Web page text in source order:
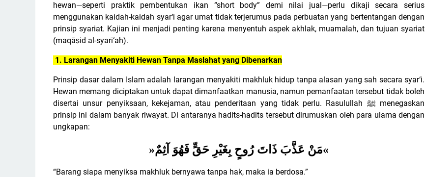
hewan—seperti praktik pembentukan ikan “short body” demi nilai jual—perlu dikaji secara serius
menggunakan kaidah-kaidah syar‘i agar umat tidak terjerumus pada perbuatan yang bertentangan dengan
prinsip syariat. Kajian ini menjadi penting karena menyentuh aspek akhlak, muamalah, dan tujuan syariat
(maqāṣid al-syarī‘ah).
1. Larangan Menyakiti Hewan Tanpa Maslahat yang Dibenarkan
Prinsip dasar dalam Islam adalah larangan menyakiti makhluk hidup tanpa alasan yang sah secara syar‘i.
Hewan memang diciptakan untuk dapat dimanfaatkan manusia, namun pemanfaatan tersebut tidak boleh
disertai unsur penyiksaan, kekejaman, atau penderitaan yang tidak perlu. Rasulullah ﷺ menegaskan
prinsip ini dalam banyak riwayat. Di antaranya hadits-hadits tersebut dirumuskan oleh para ulama dengan
ungkapan:
«مَنْ عَذَّبَ ذَاتَ رُوحٍ بِغَيْرِ حَقٍّ فَهُوَ آثِمٌ»
“Barang siapa menyiksa makhluk bernyawa tanpa hak, maka ia berdosa.”